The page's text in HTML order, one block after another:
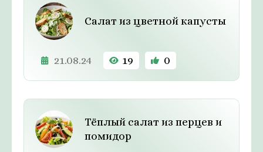
Салат из цветной капусты
21.08.24 19 0
Тёплый салат из перцев и
помидор